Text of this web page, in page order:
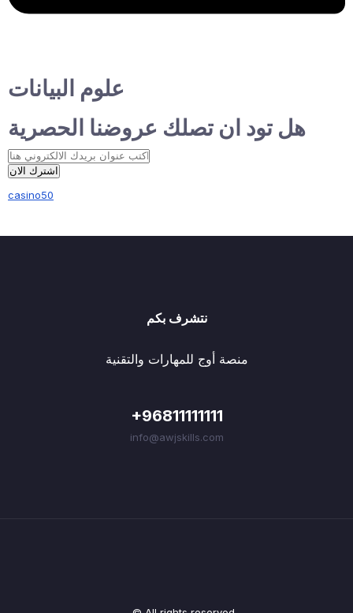
علوم البيانات
هل تود ان تصلك عروضنا الحصرية
اشترك الان
casino50
نتشرف بكم
منصة أوج للمهارات والتقنية
+96811111111
info@awjskills.com